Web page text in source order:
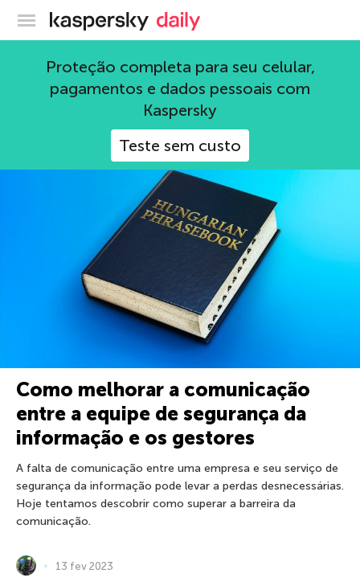
Blog oficial da Kaspersky
Proteção completa para seu celular,
pagamentos e dados pessoais com
Kaspersky
Teste sem custo
riscos
Como melhorar a comunicação
entre a equipe de segurança da
informação e os gestores
A falta de comunicação entre uma empresa e seu serviço de
segurança da informação pode levar a perdas desnecessárias.
Hoje tentamos descobrir como superar a barreira da
comunicação.
13 fev 2023